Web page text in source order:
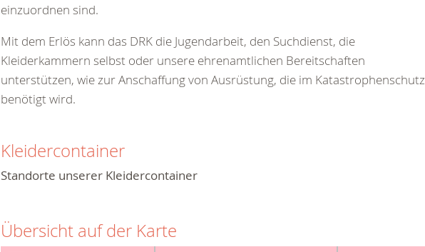
einzuordnen sind.
Mit dem Erlös kann das DRK die Jugendarbeit, den Suchdienst, die
Kleiderkammern selbst oder unsere ehrenamtlichen Bereitschaften
unterstützen, wie zur Anschaffung von Ausrüstung, die im Katastrophenschutz
benötigt wird.
Kleidercontainer
Standorte unserer Kleidercontainer
Übersicht auf der Karte